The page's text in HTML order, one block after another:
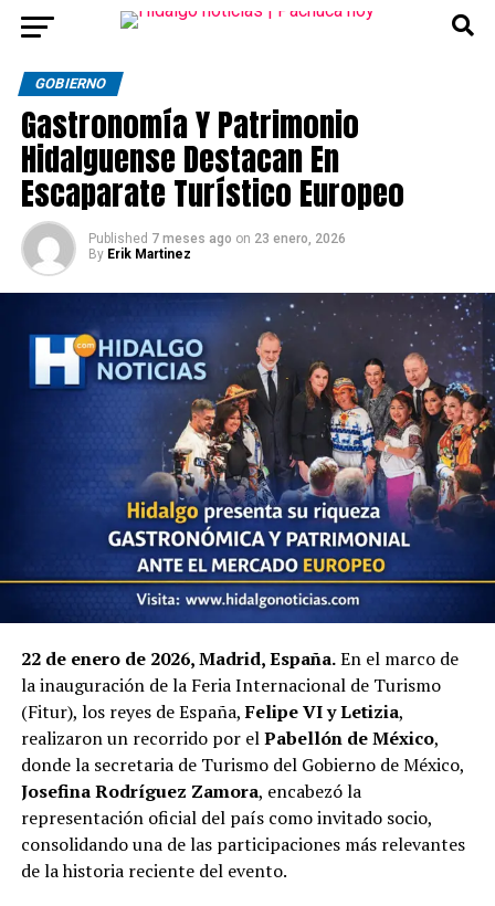
GOBIERNO
Gastronomía Y Patrimonio
Hidalguense Destacan En
Escaparate Turístico Europeo
Published 7 meses ago on 23 enero, 2026
By Erik Martinez
22 de enero de 2026, Madrid, España.En el marco de
la inauguración de la Feria Internacional de Turismo
(Fitur), los reyes de España,Felipe VI y Letizia,
realizaron un recorrido por elPabellón de México,
donde la secretaria de Turismo del Gobierno de México,
Josefina Rodríguez Zamora, encabezó la
representación oficial del país como invitado socio,
consolidando una de las participaciones más relevantes
de la historia reciente del evento.